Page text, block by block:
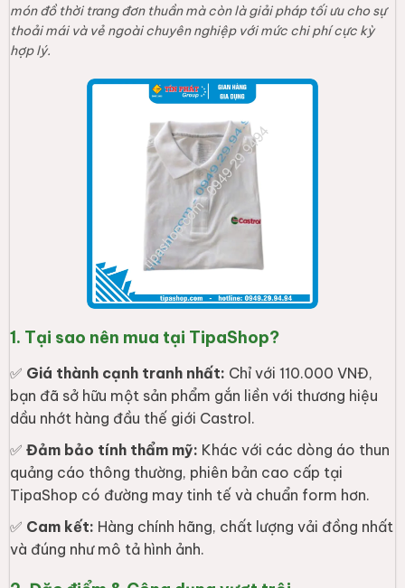
món đồ thời trang đơn thuần mà còn là giải pháp tối ưu cho sự
thoải mái và vẻ ngoài chuyên nghiệp với mức chi phí cực kỳ
hợp lý.
1. Tại sao nên mua tại TipaShop?
✅ Giá thành cạnh tranh nhất: Chỉ với 110.000 VNĐ,
bạn đã sở hữu một sản phẩm gắn liền với thương hiệu
dầu nhớt hàng đầu thế giới Castrol.
✅Đảm bảo tính thẩm mỹ: Khác với các dòng áo thun
quảng cáo thông thường, phiên bản cao cấp tại
TipaShop có đường may tinh tế và chuẩn form hơn.
✅ Cam kết: Hàng chính hãng, chất lượng vải đồng nhất
và đúng như mô tả hình ảnh.